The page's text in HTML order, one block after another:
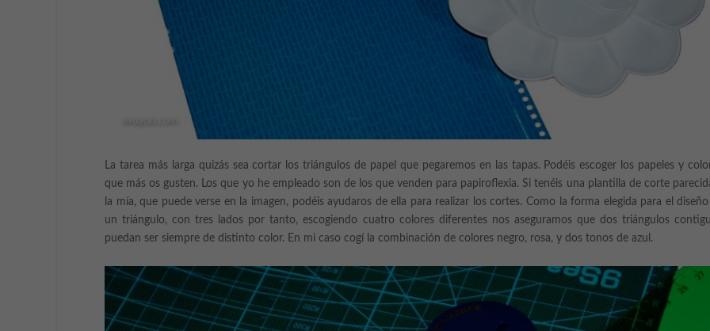
La tarea más larga quizás sea cortar los triángulos de papel que pegaremos en las tapas. Podéis escoger los papeles y
que más os gusten. Los que yo he empleado son de los que venden para papiroflexia. Si tenéis una plantilla de corte
la mía, que puede verse en la imagen, podéis ayudaros de ella para realizar los cortes. Como la forma elegida para el diseño
un triángulo, con tres lados por tanto, escogiendo cuatro colores diferentes nos aseguramos que dos triángulos
puedan ser siempre de distinto color. En mi caso cogí la combinación de colores negro, rosa, y dos tonos de azul.